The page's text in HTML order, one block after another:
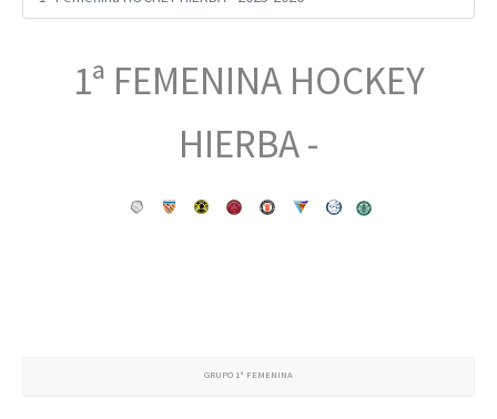
1ª FEMENINA HOCKEY
HIERBA -
GRUPO 1ª FEMENINA